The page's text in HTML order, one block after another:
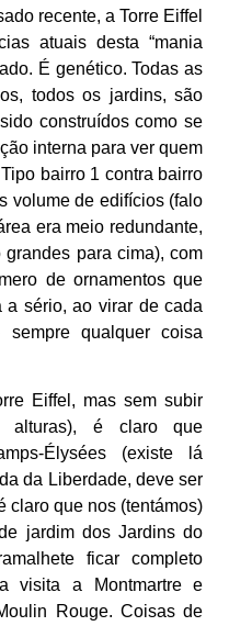
recente, a Torre Eiffel
atuais desta “mania
É genético. Todas as
todos os jardins, são
construídos como se
interna para ver quem
bairro 1 contra bairro
volume de edifícios (falo
era meio redundante,
para cima), com
de ornamentos que
a sério, ao virar de cada
qualquer coisa
Eiffel, mas sem subir
alturas), é claro que
Élysées (existe lá
da Liberdade, deve ser
claro que nos (tentámos)
jardim dos Jardins do
ficar completo
visita a Montmartre e
Rouge. Coisas de